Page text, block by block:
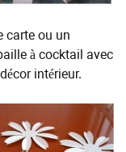
carte ou un
à cocktail avec
intérieur.